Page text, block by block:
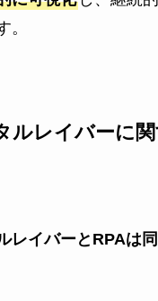
。
ルレイバーに
レイバーとRPAは